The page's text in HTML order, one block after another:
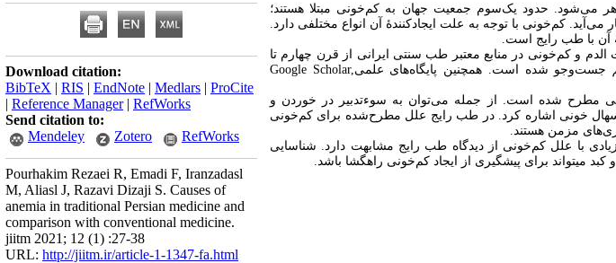
می‏‌شود. حدود یک‌سوم جمعیت جهان به کم‌خونی مبتلا هستند؛
می‌آید.کم‌خونی با توجه به علت ایجادکنندۀ آن انواع مختلفی دارد.
آن با طب رایج است.
و کم‌‏خونی در منابع معتبر طب سنتی ایرانی از قرن چهارم تا
جست‌وجو شده است. همچنین پایگاه‌های علمیGoogle Scholar,
مطرح شده است. از جمله می‌توان به سوء‌تدبیر در خوردن و
خونی اشاره کرد. در طب رایج علل مطرح‌شده برای کم‌خونی
مزمن هستند.
با علل کم‌خونی از دیدگاه طب رایج مشابهت دارد. شناسایی
می‏تواند برای پیشگیری از ایجاد کم‌خونی راهگشا باشد.
Download citation:
BibTeX | RIS | EndNote | Medlars | ProCite
| Reference Manager| RefWorks
Send citation to:
Mendeley
Zotero RefWorks
Pourhakim Rezaei R, Emadi F, Iranzadasl
M, Aliasl J, Razavi Dizaji S. Causes of
anemia in traditional Persian medicine and
comparison with conventional medicine.
jiitm 2021; 12 (1) :27-38
URL: http://jiitm.ir/article-1-1347-fa.html